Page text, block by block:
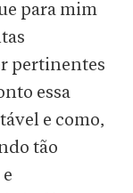
para mim
pertinentes
essa
e como,
tão